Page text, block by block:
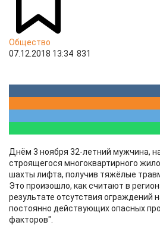
Общество
07.12.2018 13:34 831
Днём 3 ноября 32-летний мужчина,
строящегося многоквартирного
шахты лифта, получив тяжёлые
Это произошло, как считают в
результате отсутствия ограждений
постоянно действующих опасных
факторов".